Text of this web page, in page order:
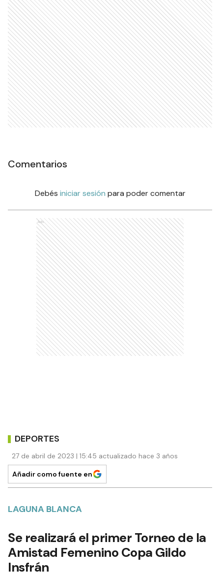
Comentarios
Debés iniciar sesión para poder comentar
Ads
DEPORTES
27 de abril de 2023 | 15:45 actualizado hace 3 años
Añadir como fuente en
LAGUNA BLANCA
Se realizará el primer Torneo de la
Amistad Femenino Copa Gildo
Insfrán